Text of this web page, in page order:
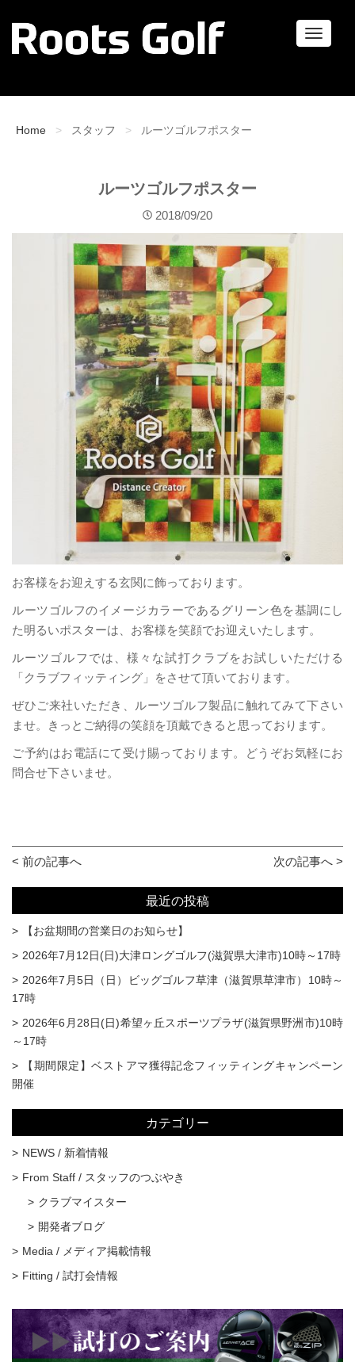
ナ
Home スタッフ ルーツゴルフポスター
ルーツゴルフポスター
2018/09/20
お客様をお迎えする玄関に飾っております。
ルーツゴルフのイメージカラーであるグリーン色を基調にし
た明るいポスターは、お客様を笑顔でお迎えいたします。
ルーツゴルフでは、様々な試打クラブをお試しいただける
「クラブフィッティング」をさせて頂いております。
ぜひご来社いただき、ルーツゴルフ製品に触れてみて下さい
ませ。きっとご納得の笑顔を頂戴できると思っております。
ご予約はお電話にて受け賜っております。どうぞお気軽にお
問合せ下さいませ。
< 前の記事へ 次の記事へ >
最近の投稿
【お盆期間の営業日のお知らせ】
2026年7月12日(日)大津ロングゴルフ(滋賀県大津市)10時～17時
2026年7月5日（日）ビッグゴルフ草津（滋賀県草津市）10時～
17時
2026年6月28日(日)希望ヶ丘スポーツプラザ(滋賀県野洲市)10時
～17時
【期間限定】ベストアマ獲得記念フィッティングキャンペーン
開催
カテゴリー
NEWS / 新着情報
From Staff / スタッフのつぶやき
クラブマイスター
開発者ブログ
Media / メディア掲載情報
Fitting / 試打会情報